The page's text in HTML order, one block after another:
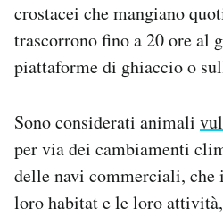
crostacei che mangiano
trascorrono fino a 20 ore al
piattaforme di ghiaccio o
Sono considerati animali
per via dei cambiamenti
delle navi commerciali,
loro habitat e le loro